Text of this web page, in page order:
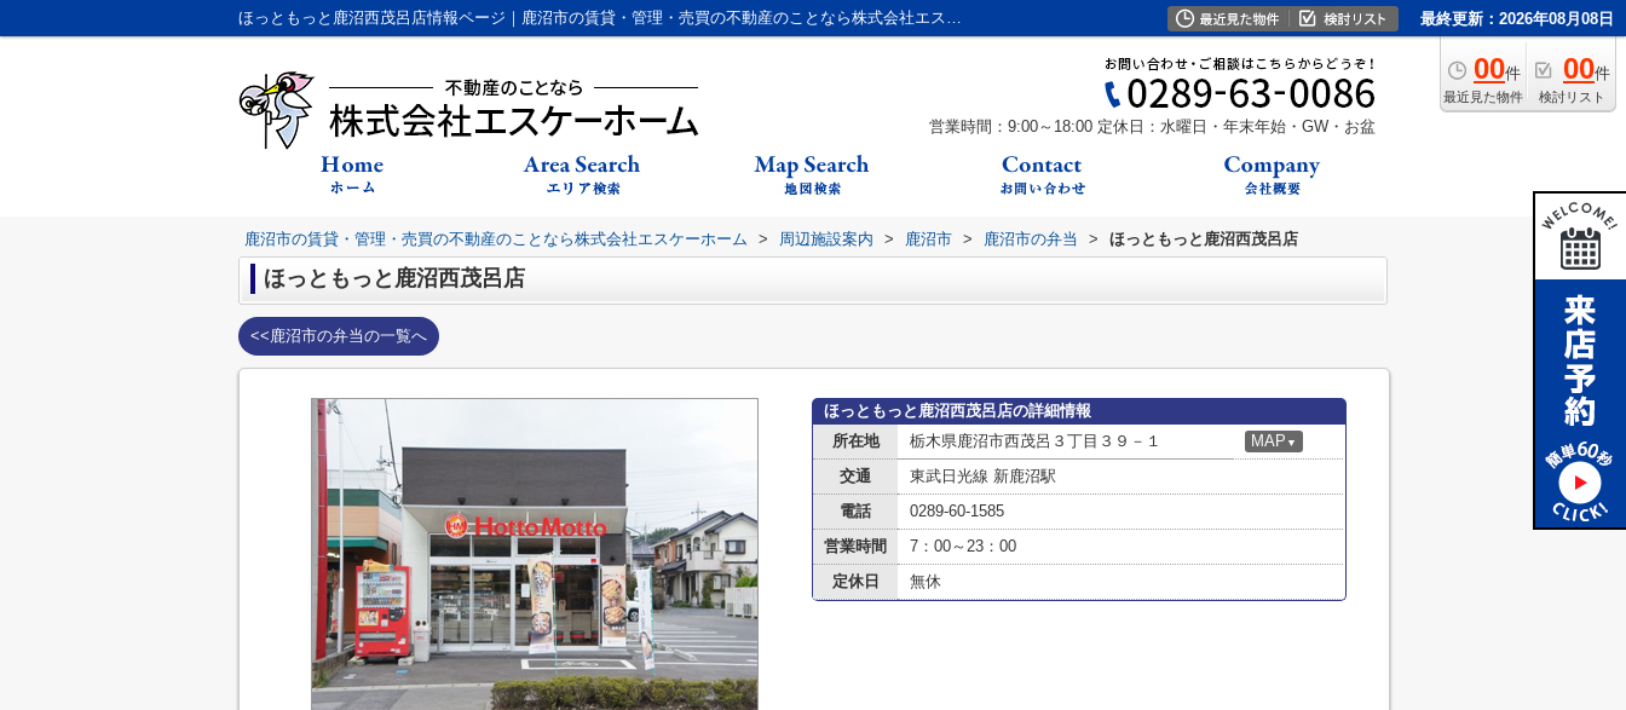
ほっともっと鹿沼西茂呂店情報ページ｜鹿沼市の賃貸・管理・売買の不動産のことなら株式会社エスケーホーム 最終更新：2026年08月08日
00件
最近見た物件
00件
検討リスト
営業時間：9:00～18:00 定休日：水曜日・年末年始・GW・お盆
鹿沼市の賃貸・管理・売買の不動産のことなら株式会社エスケーホーム > 周辺施設案内 > 鹿沼市 > 鹿沼市の弁当 > ほっともっと鹿沼西茂呂店
ほっともっと鹿沼西茂呂店
<<鹿沼市の弁当の一覧へ
ほっともっと鹿沼西茂呂店の詳細情報
所在地
栃木県鹿沼市西茂呂３丁目３９－１ MAP ▼
交通
東武日光線 新鹿沼駅
電話
0289-60-1585
営業時間
7：00～23：00
定休日
無休